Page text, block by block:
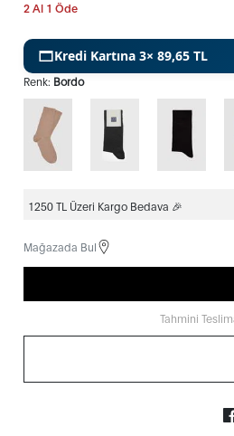
2 Al 1 Öde
Kredi Kartına 3× 89,65 TL
Renk: Bordo
1250 TL Üzeri Kargo Bedava 🎉
Mağazada Bul
Tahmini